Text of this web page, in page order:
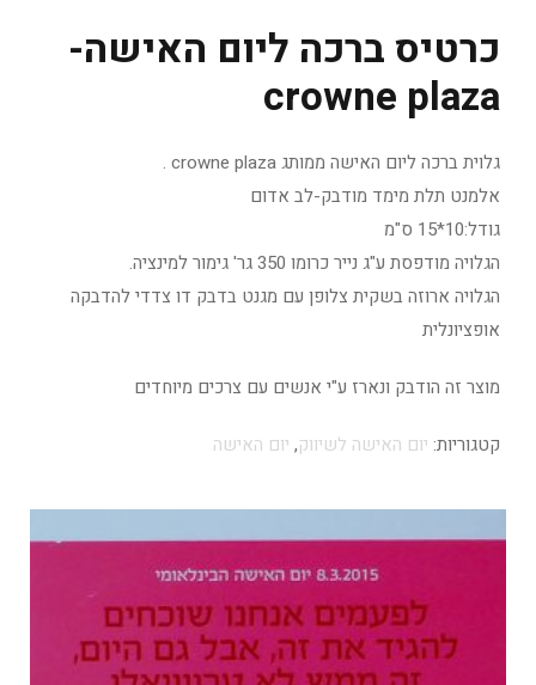
כרטיס ברכה ליום האישה-
crowne plaza
גלוית ברכה ליום האישה ממותג crowne plaza .
אלמנט תלת מימד מודבק-לב אדום
גודל:10*15 ס"מ
הגלויה מודפסת ע"ג נייר כרומו 350 גר' גימור למינציה.
הגלויה ארוזה בשקית צלופן עם מגנט בדבק דו צדדי להדבקה
אופציונלית
מוצר זה הודבק ונארז ע"י אנשים עם צרכים מיוחדים
קטגוריות: יום האישה לשיווק, יום האישה